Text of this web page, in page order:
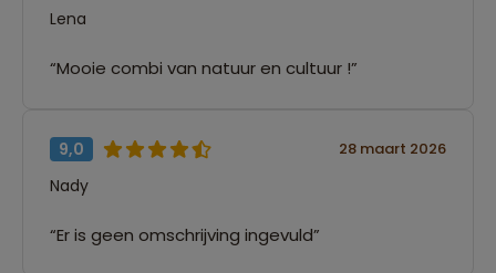
Lena
“Mooie combi van natuur en cultuur !”
9,0 28 maart 2026
Nady
“Er is geen omschrijving ingevuld”